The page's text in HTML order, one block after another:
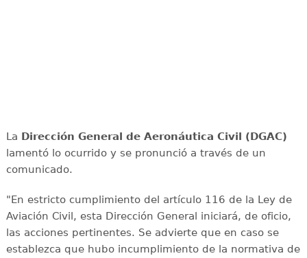
La Dirección General de Aeronáutica Civil (DGAC)
lamentó lo ocurrido y se pronunció a través de un
comunicado.
"En estricto cumplimiento del artículo 116 de la Ley de
Aviación Civil, esta Dirección General iniciará, de oficio,
las acciones pertinentes. Se advierte que en caso se
establezca que hubo incumplimiento de la normativa de